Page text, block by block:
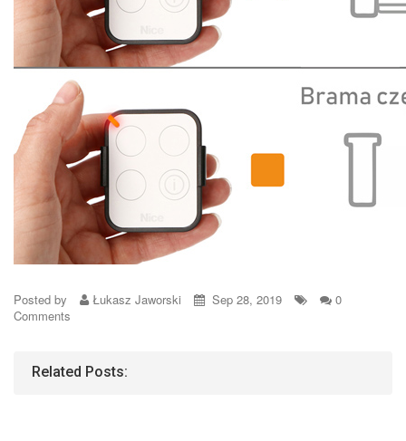
Posted by Łukasz Jaworski Sep 28, 2019
0
Comments
Related Posts: